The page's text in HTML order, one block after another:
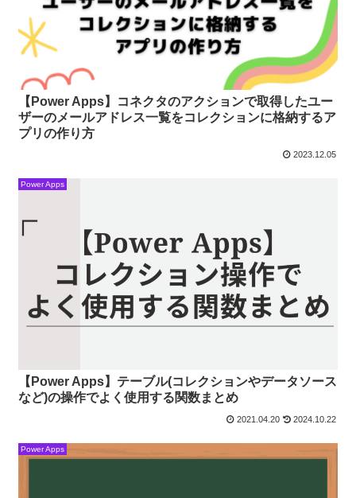
【Power Apps】コネクタのアクションで取得したユー
ザーのメールアドレス一覧をコレクションに格納するア
プリの作り方
2023.12.05
Power Apps
【Power Apps】テーブル(コレクションやデータソース
など)の操作でよく使用する関数まとめ
2021.04.20 2024.10.22
Power Apps